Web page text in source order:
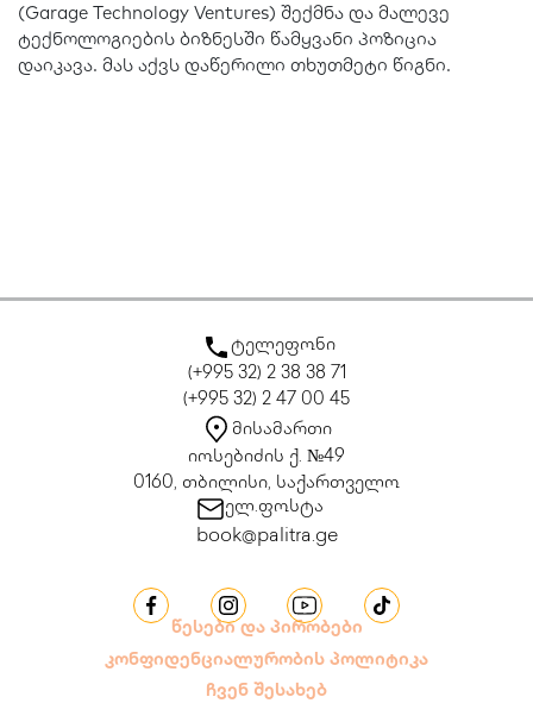
(Garage Technology Ventures) შექმნა და მალევე
ტექნოლოგიების ბიზნესში წამყვანი პოზიცია
დაიკავა. მას აქვს დაწერილი თხუთმეტი წიგნი.
ტელეფონი
(+995 32) 2 38 38 71
(+995 32) 2 47 00 45
მისამართი
იოსებიძის ქ. №49
0160, თბილისი, საქართველო
ელ.ფოსტა
book@palitra.ge
წესები და პირობები
კონფიდენციალურობის პოლიტიკა
ჩვენ შესახებ